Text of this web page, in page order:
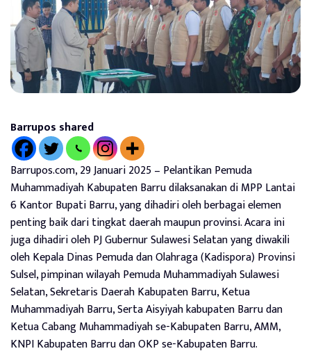
Barrupos shared
Barrupos.com, 29 Januari 2025 – Pelantikan Pemuda
Muhammadiyah Kabupaten Barru dilaksanakan di MPP Lantai
6 Kantor Bupati Barru, yang dihadiri oleh berbagai elemen
penting baik dari tingkat daerah maupun provinsi. Acara ini
juga dihadiri oleh PJ Gubernur Sulawesi Selatan yang diwakili
oleh Kepala Dinas Pemuda dan Olahraga (Kadispora) Provinsi
Sulsel, pimpinan wilayah Pemuda Muhammadiyah Sulawesi
Selatan, Sekretaris Daerah Kabupaten Barru, Ketua
Muhammadiyah Barru, Serta Aisyiyah kabupaten Barru dan
Ketua Cabang Muhammadiyah se-Kabupaten Barru, AMM,
KNPI Kabupaten Barru dan OKP se-Kabupaten Barru.